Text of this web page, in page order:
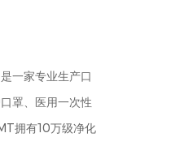
一家专业生产口
罩、医用一次性
拥有10万级净化